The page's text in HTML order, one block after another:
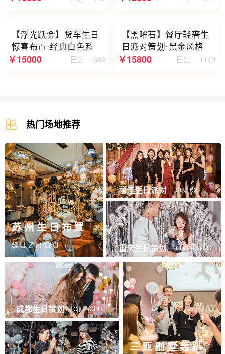
【浮光跃金】货车生日
惊喜布置·经典白色系
￥15000 682
已售
【黑曜石】餐厅轻奢生
日派对策划·黑金风格
￥15800 1140
已售
热门场地推荐
苏州生日布置
SUZHOU
丽江生日派对 SUZHOU
重庆生日策划 CHONGQING
成都生日策划 CHENGDU
三亚别墅轰趴